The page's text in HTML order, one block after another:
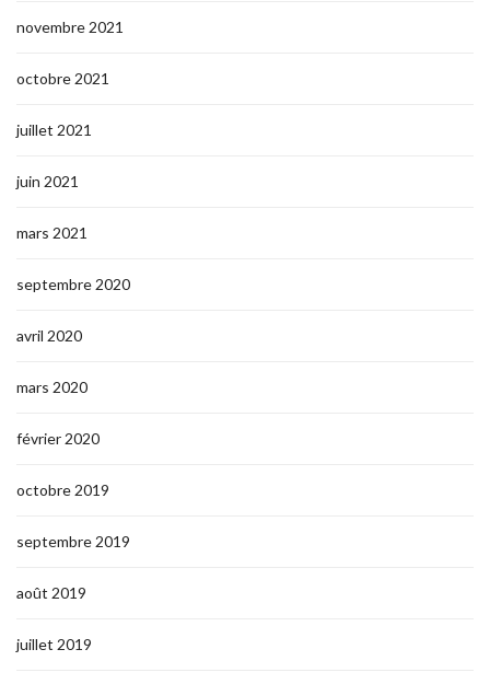
novembre 2021
octobre 2021
juillet 2021
juin 2021
mars 2021
septembre 2020
avril 2020
mars 2020
février 2020
octobre 2019
septembre 2019
août 2019
juillet 2019